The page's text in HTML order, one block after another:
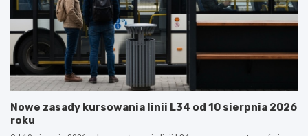
Nowe zasady kursowania linii L34 od 10 sierpnia 2026
roku